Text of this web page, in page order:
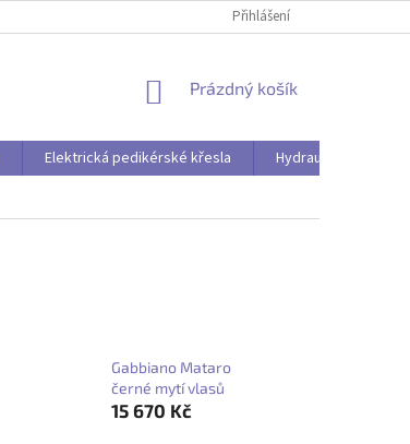
Přihlášení
NÁKUPNÍ
Prázdný košík
Elektrická pedikérské křesla
Hydraulická
Gabbiano Mataro
černé mytí vlasů
15 670 Kč